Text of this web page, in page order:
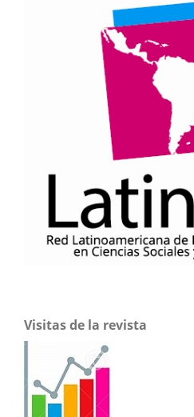
Visitas de la revista